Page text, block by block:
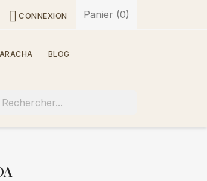
 CONNEXION Panier (0)
BLOG